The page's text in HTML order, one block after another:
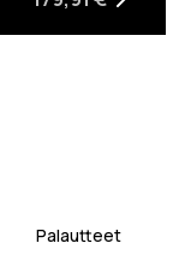
Palautteet